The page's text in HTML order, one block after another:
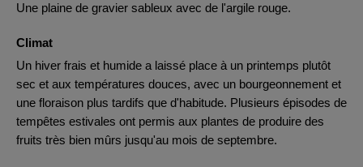
Une plaine de gravier sableux avec de l'argile rouge.
Climat
Un hiver frais et humide a laissé place à un printemps plutôt
sec et aux températures douces, avec un bourgeonnement et
une floraison plus tardifs que d'habitude. Plusieurs épisodes de
tempêtes estivales ont permis aux plantes de produire des
fruits très bien mûrs jusqu'au mois de septembre.